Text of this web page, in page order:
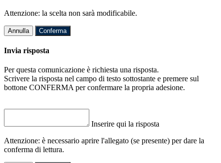
Attenzione: la scelta non sarà modificabile.
Annulla Conferma
Invia risposta
Per questa comunicazione è richiesta una risposta.
Scrivere la risposta nel campo di testo sottostante e premere sul
bottone CONFERMA per confermare la propria adesione.
Inserire qui la risposta
Attenzione: è necessario aprire l'allegato (se presente) per dare la
conferma di lettura.